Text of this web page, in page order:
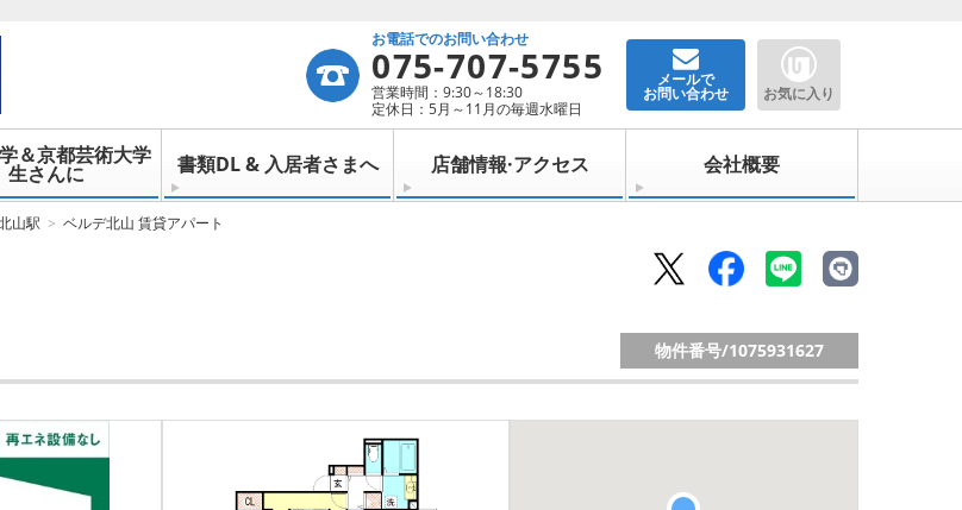
お電話でのお問い合わせ
075-707-5755
営業時間：9:30～18:30
定休日：5月～11月の毎週水曜日
メールで
お問い合わせ お気に入り
＆京都芸術大学
生さんに 書類DL & 入居者さまへ 店舗情報·アクセス 会社概要
山駅 ベルデ北山 賃貸アパート
物件番号/1075931627